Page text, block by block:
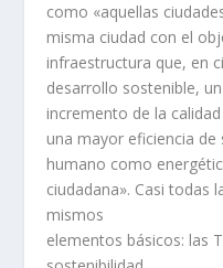
como «aquellas
misma ciudad con el
infraestructura que, en
desarrollo sostenible, un
incremento de la
una mayor eficiencia
humano como
ciudadana». Casi todas
mismos
elementos básicos: las